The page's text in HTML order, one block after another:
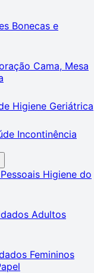
Bonecas e
Cama, Mesa
Higiene Geriátrica
Incontinência
Higiene do
Adultos
Femininos